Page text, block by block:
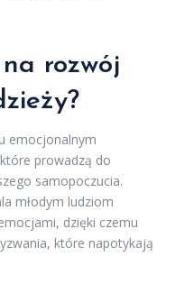
rozwój
emocjonalnym
prowadzą do
samopoczucia.
młodym ludziom
dzięki czemu
które napotykają